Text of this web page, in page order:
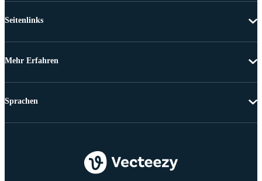
Seitenlinks
Mehr Erfahren
Sprachen